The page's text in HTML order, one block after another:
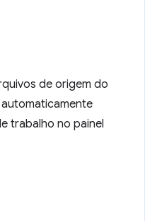
de origem do
trabalho no painel